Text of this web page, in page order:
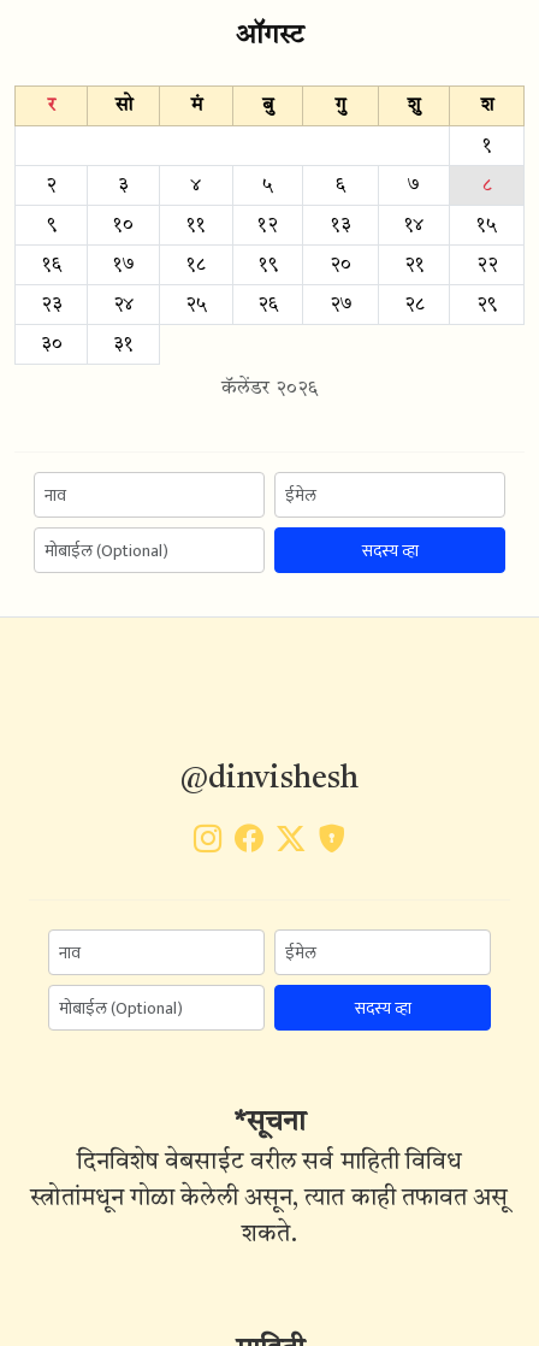
ऑगस्ट
र सो मं बु गु शु श
१
२ ३ ४ ५ ६ ७ ८
९ १० ११ १२ १३ १४ १५
१६ १७ १८ १९ २० २१ २२
२३ २४ २५ २६ २७ २८ २९
३० ३१
कॅलेंडर २०२६
सदस्य व्हा
@dinvishesh
सदस्य व्हा
*सूचना
दिनविशेष वेबसाईट वरील सर्व माहिती विविध
स्त्रोतांमधून गोळा केलेली असून, त्यात काही तफावत असू
शकते.